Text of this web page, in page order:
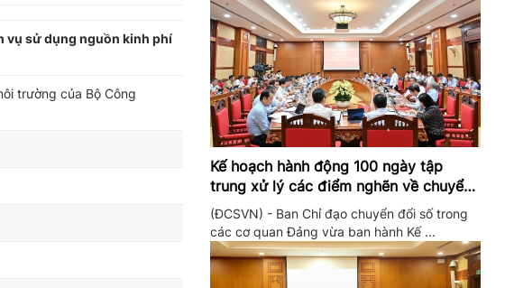
vụ sử dụng nguồn kinh phí
trường của Bộ Công
Kế hoạch hành động 100 ngày tập
trung xử lý các điểm nghẽn về chuyển
đổi số trong các cơ quan Đảng
(ĐCSVN) - Ban Chỉ đạo chuyển đổi số trong
các cơ quan Đảng vừa ban hành Kế ...